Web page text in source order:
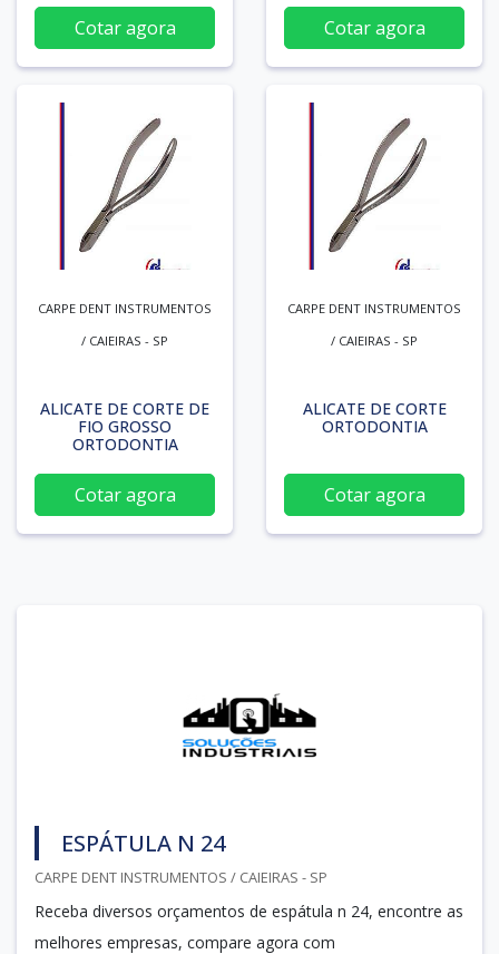
Cotar agora Cotar agora
CARPE DENT INSTRUMENTOS
/ CAIEIRAS - SP
ALICATE DE CORTE DE
FIO GROSSO
ORTODONTIA
Cotar agora
CARPE DENT INSTRUMENTOS
/ CAIEIRAS - SP
ALICATE DE CORTE
ORTODONTIA
Cotar agora
ESPÁTULA N 24
CARPE DENT INSTRUMENTOS / CAIEIRAS - SP
Receba diversos orçamentos de espátula n 24, encontre as
melhores empresas, compare agora com